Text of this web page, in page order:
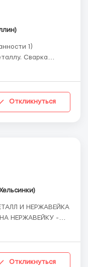
Сварка
2) Умение читать
работы не менее 1 года...
Откликнуться
требования управляющего проектом 4) С...
Откликнуться